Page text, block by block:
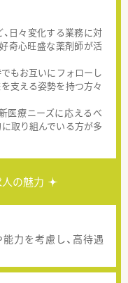
日々変化する業務に対
奇心旺盛な薬剤師が活
もお互いにフォローし
支える姿勢を持つ方々
医療ニーズに応えるべ
取り組んでいる方が多
の魅力
力を考慮し、高待遇